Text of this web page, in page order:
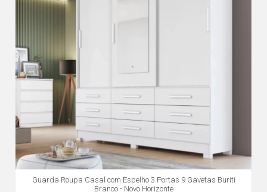
Guarda Roupa Casal com Espelho 3 Portas 9 Gavetas Buriti
Branco - Novo Horizonte